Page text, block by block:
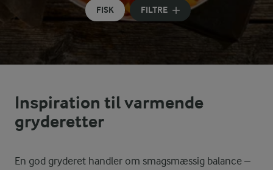
FISK FILTRE
Inspiration til varmende
gryderetter
En god gryderet handler om smagsmæssig balance –